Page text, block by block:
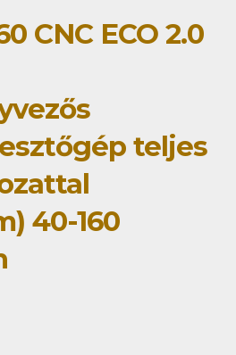
CNC ECO 2.0
teljes
40-160